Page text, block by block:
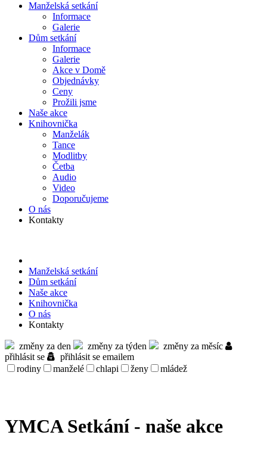
Manželská setkání
Informace
Galerie
Dům setkání
Informace
Galerie
Akce v Domě
Objed­návky
Ceny
Prožili jsme
Naše akce
Knihov­nička
Manželák
Tance
Modlitby
Četba
Audio
Video
Doporu­čujeme
O nás
Kontakty
Manželská setkání
Dům setkání
Naše akce
Knihov­nička
O nás
Kontakty
změny za den změny za týden
změny za měsíc
přihlásit se
přihlásit se emailem
rodiny
manželé chlapi ženy mládež
YMCA Setkání - naše akce